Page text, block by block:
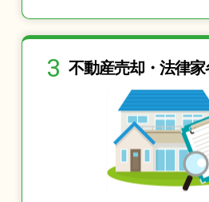
3 不動産売却・法律家